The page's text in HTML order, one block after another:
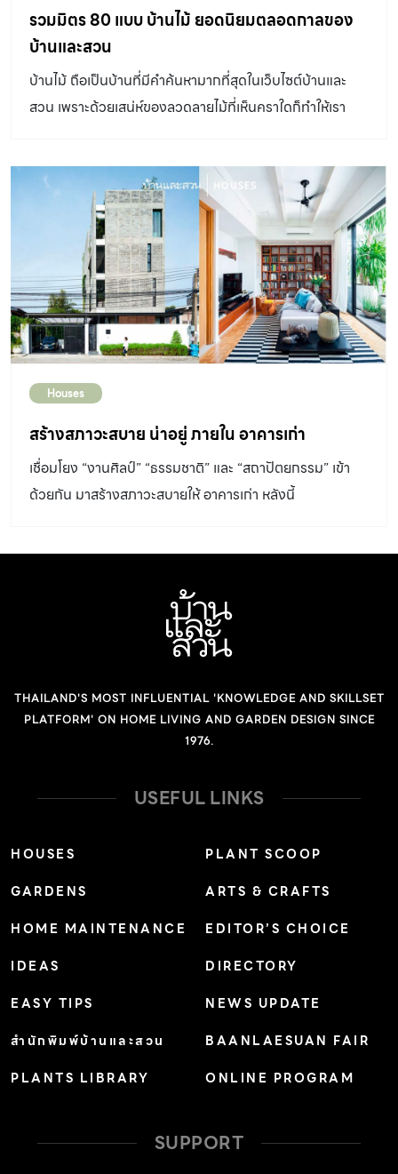
มองไปข้างนอก ผู้ออกแบบเลยทำขอบตรงหน้าต่างให้กว้าง
เพียงพอสำหรับให้น้องแมวนอนดูวิวข้างนอกได้ด้วย ” ห้อง
ทำงานขนาดเล็กของคุณเว เป็นห้องซ้อมดนตรีและเก็บกีต้าร์
โดยเฉพาะ โดยจะมองเห็นน้องแมวที่อยู่ในห้องข้างๆเดินเล่น
ผ่านกระจกใสแวะมาทักทายเป็นระยะ ๆ หน้าบ้านมีประตูเหล็ก
คนผ่านไปผ่านมาหน้าบ้านได้ โดยไม่ต้องกลัวว่าน้องจะหนีหาย
ไป เมื่อรีโนเวตห้องแมวเสร็จเรียบร้อย เรียกได้ว่าเปลี่ยนความ
รู้สึกของโกดังเก็บของเป็นที่พักอาศัยได้อย่างกลมกลืน “ ตอน
ที่ยังเป็นโกดัง ไม่มีพื้นที่ของบ้านแยกออกมา ทุกอย่างถูก
แทรกตัวอยู่ท่ามกลางข้าวของ พอตัดสินใจทำจึงเริ่มเคลียร์สต็
อกออกเพื่อรีโนเวตพื้นที่ชั้น 2 จนถึงวันที่ทุกอย่างเสร็จ
เรียบร้อย จำได้เลยว่าวันนั้นเรานั่งอยู่ตรงนี้ แฟนซ้อมกีต้าร์อยู่
ตรงนั้น แล้วเรามองหน้ากัน คือรู้สึกขอบคุณที่ตัดสินใจทำบ้าน
เราได้อยู่กับแมว แฟนมีห้องซ้อมกีต้าร์เป็นสัดส่วน ไม่คิดว่า
เจ้าของ : คุณอุบล วีระเศรษฐกุล และคุณเวสารัช ชัยวัฒน
พันธุ์ ออกแบบ : คุณณัฐวุฒิ มัชฌิมา โทรศัพท์ […]
รวมมิตร 80 แบบ บ้านไม้ ยอดนิยมตลอดกาลของ
บ้านและสวน
บ้านไม้ ถือเป็นบ้านที่มีคำค้นหามากที่สุดในเว็บไซต์บ้านและ
สวน เพราะด้วยเสน่ห์ของลวดลายไม้ที่เห็นคราใดก็ทำให้เรา
Houses
สร้างสภาวะสบาย น่าอยู่ ภายใน อาคารเก่า
เชื่อมโยง “งานศิลป์” “ธรรมชาติ” และ “สถาปัตยกรรม” เข้า
ด้วยกัน มาสร้างสภาวะสบายให้ อาคารเก่า หลังนี้
THAILAND'S MOST INFLUENTIAL 'KNOWLEDGE AND SKILLSET
PLATFORM' ON HOME LIVING AND GARDEN DESIGN SINCE
1976.
USEFUL LINKS
HOUSES
GARDENS
HOME MAINTENANCE
IDEAS
EASY TIPS
สำนักพิมพ์บ้านและสวน
PLANTS LIBRARY
PLANT SCOOP
ARTS & CRAFTS
EDITOR’S CHOICE
DIRECTORY
NEWS UPDATE
BAANLAESUAN FAIR
ONLINE PROGRAM
SUPPORT